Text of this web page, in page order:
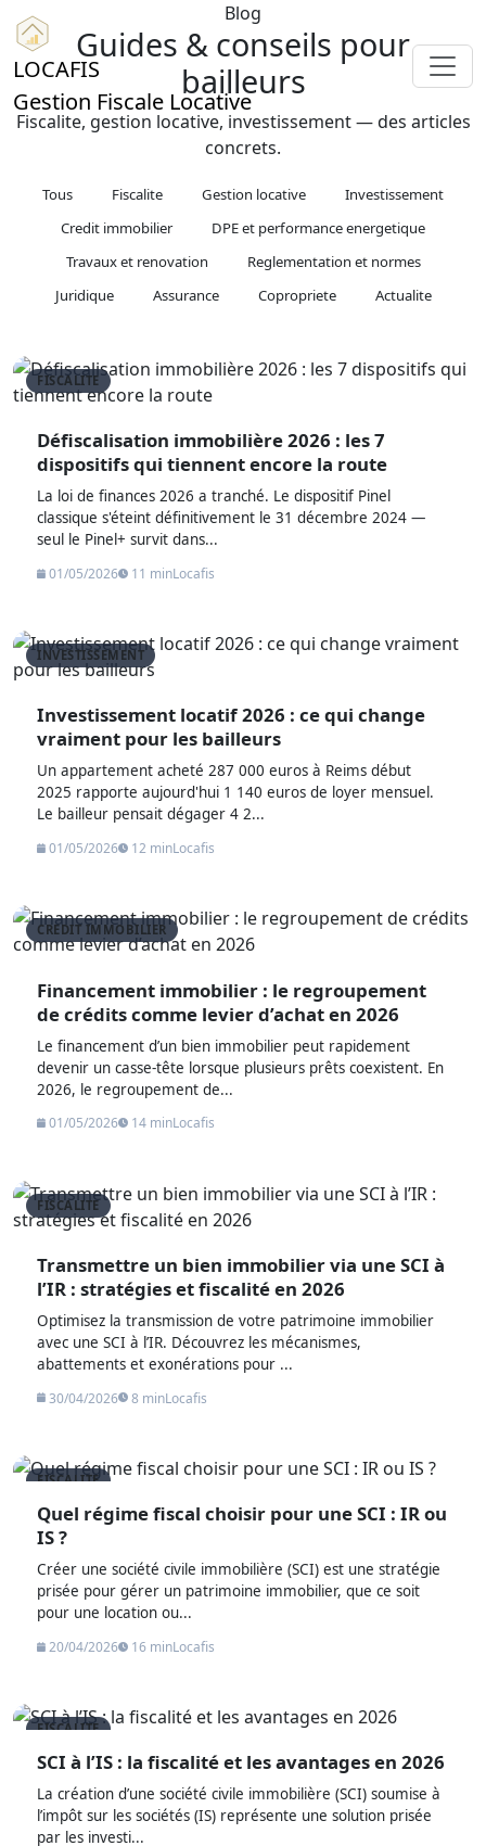
LOCAFIS
Gestion Fiscale Locative
Blog
Guides & conseils pour
bailleurs
Fiscalite, gestion locative, investissement — des articles
concrets.
Tous Fiscalite Gestion locative
Investissement
Credit immobilier
DPE et performance energetique
Travaux et renovation
Reglementation et normes
Juridique
Assurance Copropriete Actualite
FISCALITE
Défiscalisation immobilière 2026 : les 7
dispositifs qui tiennent encore la route
La loi de finances 2026 a tranché. Le dispositif Pinel
classique s'éteint définitivement le 31 décembre 2024 —
seul le Pinel+ survit dans...
01/05/2026 11 minLocafis
INVESTISSEMENT
Investissement locatif 2026 : ce qui change
vraiment pour les bailleurs
Un appartement acheté 287 000 euros à Reims début
2025 rapporte aujourd'hui 1 140 euros de loyer mensuel.
Le bailleur pensait dégager 4 2...
01/05/2026 12 minLocafis
CREDIT IMMOBILIER
Financement immobilier : le regroupement
de crédits comme levier d’achat en 2026
Le financement d’un bien immobilier peut rapidement
devenir un casse-tête lorsque plusieurs prêts coexistent. En
2026, le regroupement de...
01/05/2026 14 minLocafis
FISCALITE
Transmettre un bien immobilier via une SCI à
l’IR : stratégies et fiscalité en 2026
Optimisez la transmission de votre patrimoine immobilier
avec une SCI à l’IR. Découvrez les mécanismes,
abattements et exonérations pour ...
30/04/2026 8 minLocafis
FISCALITE
Quel régime fiscal choisir pour une SCI : IR ou
IS ?
Créer une société civile immobilière (SCI) est une stratégie
prisée pour gérer un patrimoine immobilier, que ce soit
pour une location ou...
20/04/2026 16 minLocafis
FISCALITE
SCI à l’IS : la fiscalité et les avantages en 2026
La création d’une société civile immobilière (SCI) soumise à
l’impôt sur les sociétés (IS) représente une solution prisée
par les investi...